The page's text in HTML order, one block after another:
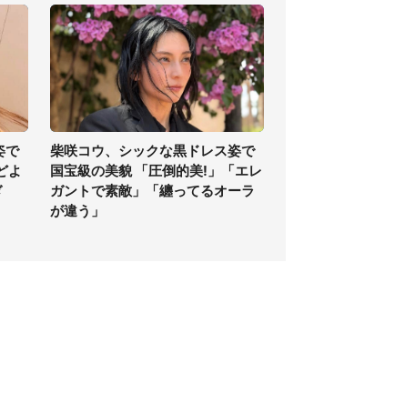
で
よ
柴咲コウ、シックな黒ドレス姿で
国宝級の美貌 「圧倒的美!」「エレ
ガントで素敵」「纏ってるオーラ
が違う」